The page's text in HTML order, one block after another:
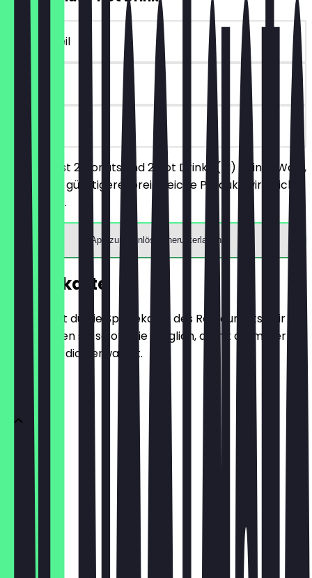
~€ 9 Vorteil
30 Tage
vor Ort
Du bestellst 2 Donuts und 2 Hot Drinks (M) deiner Wahl,
das jeweils günstigere/preisgleiche Produkt wird nicht
berechnet.
App zum Einlösen herunterladen
Speisekarte
Hier findest du die Speisekarte des Restaurants. Wir
aktualisieren sie so oft wie möglich, damit du immer
weißt, was dich erwartet.
1 Donut
€ 2,95
3er Box
€ 8,85
6er Box